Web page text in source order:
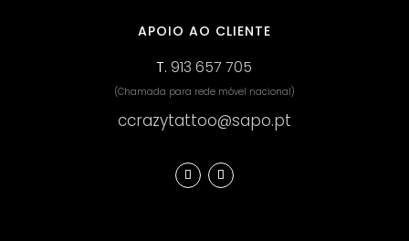
APOIO AO CLIENTE
T.913 657 705
(Chamada para rede móvel nacional)
ccrazytattoo@sapo.pt